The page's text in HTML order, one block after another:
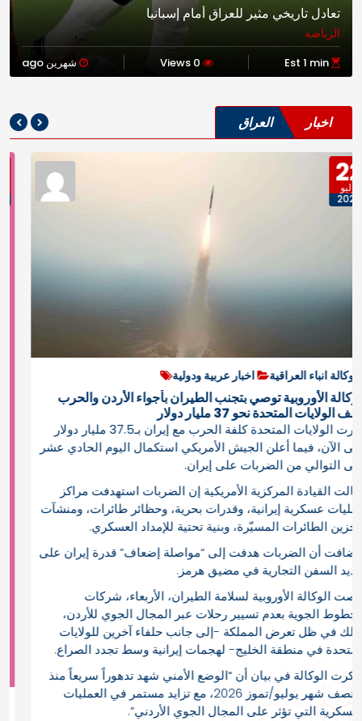
تعادل تاريخي مثير للعراق أمام إسبانيا
الرياضة
شهرين ago
اخبار العراق
22
2026
وكالة انباء العراقية اخبار عربية ودولية
الوكالة الأوروبية توصي بتجنب الطيران بأجواء الأردن والحرب
تكلف الولايات المتحدة نحو 37 مليار دولار
قدرت الولايات المتحدة كلفة الحرب مع إيران بـ37.5 مليار دولار
حتى الآن، فيما أعلن الجيش الأمريكي استكمال اليوم الحادي عشر
على التوالي من الضربات على إيران.
وقالت القيادة المركزية الأمريكية إن الضربات استهدفت مراكز
عمليات عسكرية إيرانية، وقدرات بحرية، وحظائر طائرات، ومنشآت
لتخزين الطائرات المسيّرة، وبنية تحتية للإمداد العسكري.
وأضافت أن الضربات هدفت إلى “مواصلة إضعاف” قدرة إيران على
تهديد السفن التجارية في مضيق هرمز.
أوصت الوكالة الأوروبية لسلامة الطيران، الأربعاء، شركات
الخطوط الجوية بعدم تسيير رحلات عبر المجال الجوي للأردن،
وذلك في ظل تعرض المملكة -إلى جانب حلفاء آخرين للولايات
المتحدة في منطقة الخليج- لهجمات إيرانية وسط تجدد الصراع.
وذكرت الوكالة في بيان أن “الوضع الأمني شهد تدهوراً سريعاً منذ
منتصف شهر يوليو/تموز 2026، مع تزايد مستمر في العمليات
العسكرية التي تؤثر على المجال الجوي الأردني”.